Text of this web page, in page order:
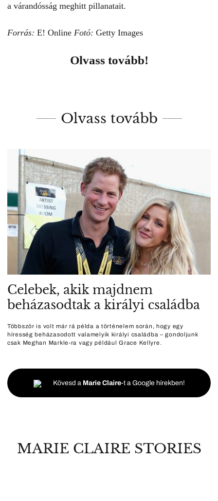
a várandósság meghitt pillanatait.
Forrás: E! Online Fotó: Getty Images
Olvass tovább!
Olvass tovább
Celebek, akik majdnem
beházasodtak a királyi családba
Többször is volt már rá példa a történelem során, hogy egy
híresség beházasodott valamelyik királyi családba – gondoljunk
csak Meghan Markle-ra vagy például Grace Kellyre.
Kövesd a Marie Claire-t a Google hírekben!
MARIE CLAIRE STORIES